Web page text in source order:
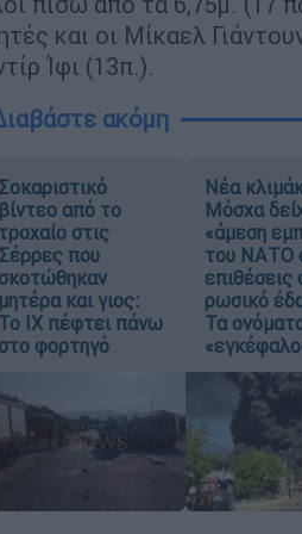
και οι Μίκαελ
Ίφι (13π.).
ακόμη
Σοκαριστικό
βίντεο από το
τροχαίο στις
Σέρρες που
σκοτώθηκαν
μητέρα και γιος:
Το ΙΧ πέφτει πάνω
στο φορτηγό
Νέα
Μόσχα
«άμεση
του ΝΑΤΟ
επιθέσεις
ρωσικό
Τα